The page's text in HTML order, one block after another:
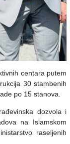
centara putem
30 stambenih
po 15 stanova.
dozvola i
na Islamskom
raseljenih